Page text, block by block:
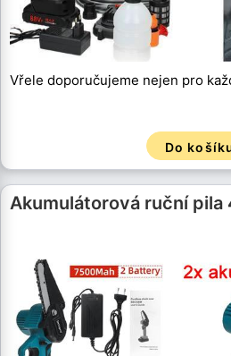
Vřele doporučujeme nejen pro
Do
Akumulátorová ruční